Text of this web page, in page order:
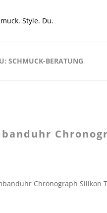
SCHMUCK-BERATUNG
Chronograph Silikon